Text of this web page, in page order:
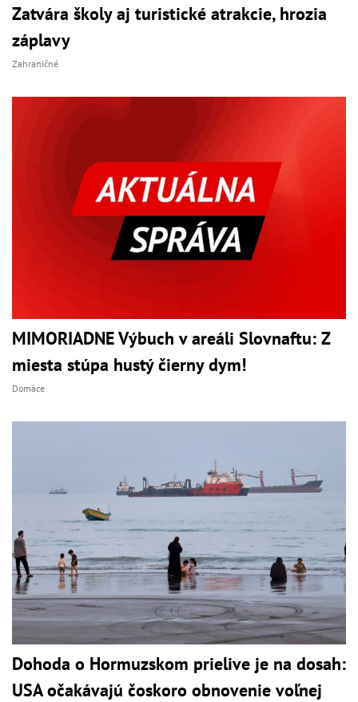
Zatvára školy aj turistické atrakcie, hrozia
záplavy
Zahraničné
MIMORIADNE Výbuch v areáli Slovnaftu: Z
miesta stúpa hustý čierny dym!
Domáce
Dohoda o Hormuzskom prielive je na dosah:
USA očakávajú čoskoro obnovenie voľnej